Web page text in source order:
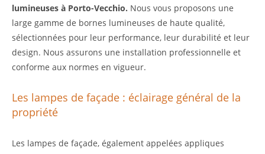
lumineuses à Porto-Vecchio. Nous vous proposons une
large gamme de bornes lumineuses de haute qualité,
sélectionnées pour leur performance, leur durabilité et leur
design. Nous assurons une installation professionnelle et
conforme aux normes en vigueur.
Les lampes de façade : éclairage général de la
propriété
Les lampes de façade, également appelées appliques